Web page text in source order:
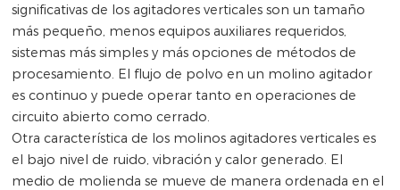
significativas de los agitadores verticales son un tamaño
más pequeño, menos equipos auxiliares requeridos,
sistemas más simples y más opciones de métodos de
procesamiento. El flujo de polvo en un molino agitador
es continuo y puede operar tanto en operaciones de
circuito abierto como cerrado.
Otra característica de los molinos agitadores verticales es
el bajo nivel de ruido, vibración y calor generado. El
medio de molienda se mueve de manera ordenada en el